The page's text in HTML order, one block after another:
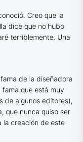
Creo que la
dice que no hubo
terriblemente. Una
de la diseñadora
fama que está muy
de algunos editores),
que nunca quiso ser
la creación de este